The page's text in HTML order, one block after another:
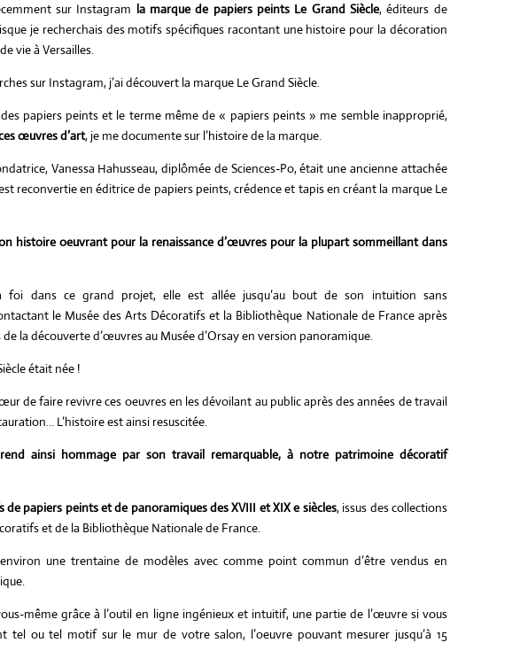
sur Instagram la marque de papiers peints Le Grand Siècle, éditeurs de
je recherchais des motifs spécifiques racontant une histoire pour la décoration
vie à Versailles.
sur Instagram, j’ai découvert la marque Le Grand Siècle.
papiers peints et le terme même de « papiers peints » me semble inapproprié,
œuvres d’art, je me documente sur l’histoire de la marque.
Vanessa Hahusseau, diplômée de Sciences-Po, était une ancienne attachée
reconvertie en éditrice de papiers peints, crédence et tapis en créant la marque Le
histoire oeuvrant pour la renaissance d’œuvres pour la plupart sommeillant dans
foi dans ce grand projet, elle est allée jusqu’au bout de son intuition sans
le Musée des Arts Décoratifs et la Bibliothèque Nationale de France après
la découverte d’œuvres au Musée d’Orsay en version panoramique.
était née !
de faire revivre ces oeuvres en les dévoilant au public après des années de travail
L’histoire est ainsi resuscitée.
rend ainsi hommage par son travail remarquable, à notre patrimoine décoratif
de papiers peints et de panoramiques des XVIII et XIX e siècles, issus des collections
et de la Bibliothèque Nationale de France.
une trentaine de modèles avec comme point commun d’être vendus en
même grâce à l’outil en ligne ingénieux et intuitif, une partie de l’œuvre si vous
tel ou tel motif sur le mur de votre salon, l’oeuvre pouvant mesurer jusqu’à 15